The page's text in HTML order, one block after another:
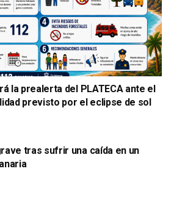
la prealerta del PLATECA ante el
previsto por el eclipse de sol
tras sufrir una caída en un